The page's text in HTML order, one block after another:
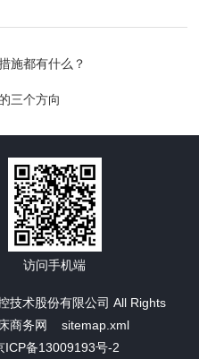
施都有什么？
三个方向
技术股份有限公司 All Rights
商务网
sitemap.xml
ICP备13009193号-2
访问手机端